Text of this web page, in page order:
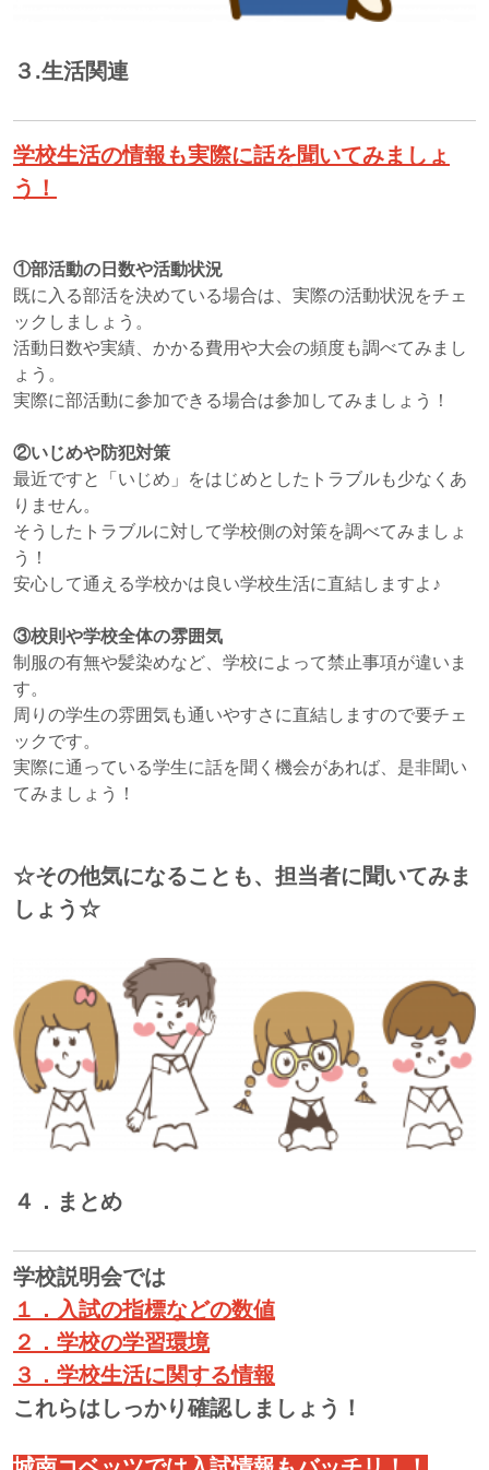
３.生活関連
学校生活の情報も実際に話を聞いてみましょ
う！
①部活動の日数や活動状況
既に入る部活を決めている場合は、実際の活動状況をチェ
ックしましょう。
活動日数や実績、かかる費用や大会の頻度も調べてみまし
ょう。
実際に部活動に参加できる場合は参加してみましょう！
②いじめや防犯対策
最近ですと「いじめ」をはじめとしたトラブルも少なくあ
りません。
そうしたトラブルに対して学校側の対策を調べてみましょ
う！
安心して通える学校かは良い学校生活に直結しますよ♪
③校則や学校全体の雰囲気
制服の有無や髪染めなど、学校によって禁止事項が違いま
す。
周りの学生の雰囲気も通いやすさに直結しますので要チェ
ックです。
実際に通っている学生に話を聞く機会があれば、是非聞い
てみましょう！
☆その他気になることも、担当者に聞いてみま
しょう☆
４．まとめ
学校説明会では
１．入試の指標などの数値
２．学校の学習環境
３．学校生活に関する情報
これらはしっかり確認しましょう！